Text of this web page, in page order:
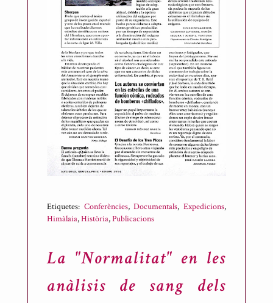
Etiquetes: Conferències,Documentals, Expedicions,
Himàlaia,Història,Publicacions
La "Normalitat" en les
anàlisis de sang dels